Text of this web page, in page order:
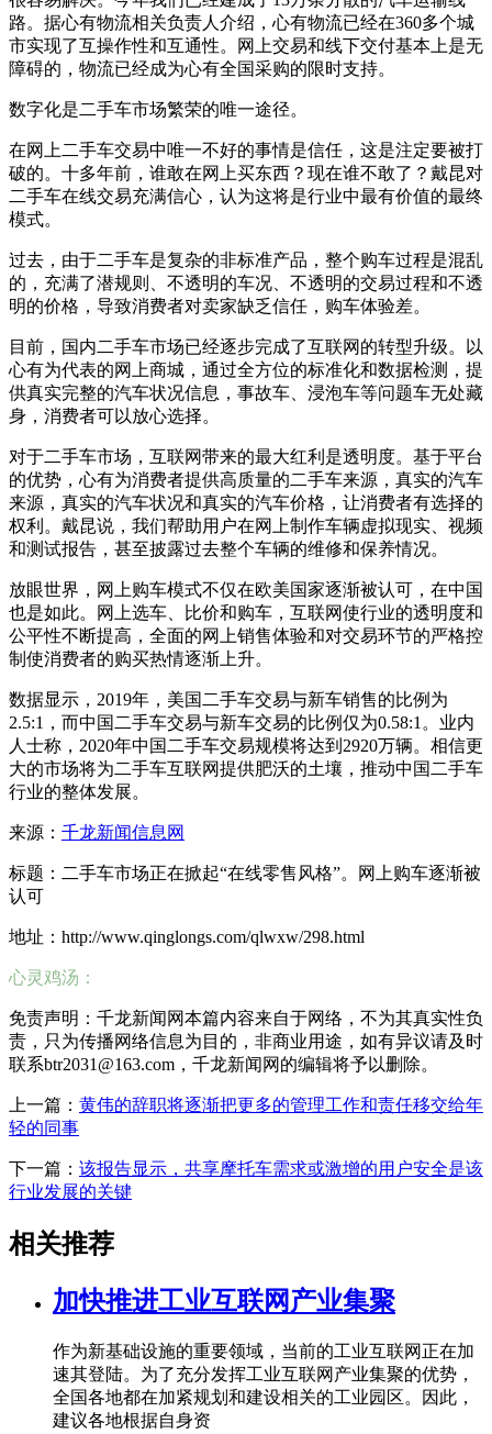
路。据心有物流相关负责人介绍，心有物流已经在360多个城
市实现了互操作性和互通性。网上交易和线下交付基本上是无
障碍的，物流已经成为心有全国采购的限时支持。
数字化是二手车市场繁荣的唯一途径。
在网上二手车交易中唯一不好的事情是信任，这是注定要被打
破的。十多年前，谁敢在网上买东西？现在谁不敢了？戴昆对
二手车在线交易充满信心，认为这将是行业中最有价值的最终
模式。
过去，由于二手车是复杂的非标准产品，整个购车过程是混乱
的，充满了潜规则、不透明的车况、不透明的交易过程和不透
明的价格，导致消费者对卖家缺乏信任，购车体验差。
目前，国内二手车市场已经逐步完成了互联网的转型升级。以
心有为代表的网上商城，通过全方位的标准化和数据检测，提
供真实完整的汽车状况信息，事故车、浸泡车等问题车无处藏
身，消费者可以放心选择。
对于二手车市场，互联网带来的最大红利是透明度。基于平台
的优势，心有为消费者提供高质量的二手车来源，真实的汽车
来源，真实的汽车状况和真实的汽车价格，让消费者有选择的
权利。戴昆说，我们帮助用户在网上制作车辆虚拟现实、视频
和测试报告，甚至披露过去整个车辆的维修和保养情况。
放眼世界，网上购车模式不仅在欧美国家逐渐被认可，在中国
也是如此。网上选车、比价和购车，互联网使行业的透明度和
公平性不断提高，全面的网上销售体验和对交易环节的严格控
制使消费者的购买热情逐渐上升。
数据显示，2019年，美国二手车交易与新车销售的比例为
2.5:1，而中国二手车交易与新车交易的比例仅为0.58:1。业内
人士称，2020年中国二手车交易规模将达到2920万辆。相信更
大的市场将为二手车互联网提供肥沃的土壤，推动中国二手车
行业的整体发展。
来源： 千龙新闻信息网
标题：二手车市场正在掀起“在线零售风格”。网上购车逐渐被
认可
地址：http://www.qinglongs.com/qlwxw/298.html
心灵鸡汤：
免责声明：千龙新闻网本篇内容来自于网络，不为其真实性负
责，只为传播网络信息为目的，非商业用途，如有异议请及时
联系btr2031@163.com，千龙新闻网的编辑将予以删除。
上一篇： 黄伟的辞职将逐渐把更多的管理工作和责任移交给年
轻的同事
下一篇： 该报告显示，共享摩托车需求或激增的用户安全是该
行业发展的关键
相关推荐
加快推进工业互联网产业集聚
作为新基础设施的重要领域，当前的工业互联网正在加
速其登陆。为了充分发挥工业互联网产业集聚的优势，
全国各地都在加紧规划和建设相关的工业园区。因此，
建议各地根据自身资